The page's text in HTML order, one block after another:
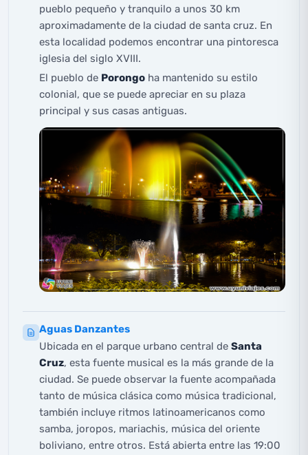
pueblo pequeño y tranquilo a unos 30 km
aproximadamente de la ciudad de santa cruz. En
esta localidad podemos encontrar una pintoresca
iglesia del siglo XVIII.
El pueblo de Porongo ha mantenido su estilo
colonial, que se puede apreciar en su plaza
principal y sus casas antiguas.
Aguas Danzantes
Ubicada en el parque urbano central de Santa
Cruz, esta fuente musical es la más grande de la
ciudad. Se puede observar la fuente acompañada
tanto de música clásica como música tradicional,
también incluye ritmos latinoamericanos como
samba, joropos, mariachis, música del oriente
boliviano, entre otros. Está abierta entre las 19:00